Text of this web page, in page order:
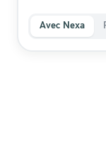
Avec Nexa